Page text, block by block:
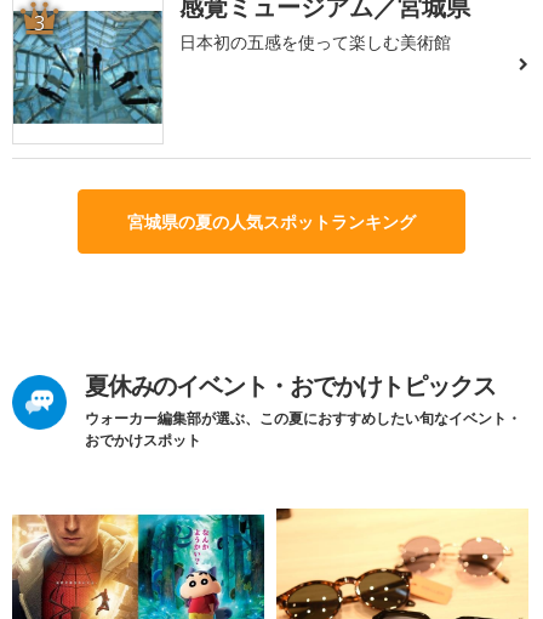
3
日本初の五感を使って楽しむ美術館
宮城県の夏の人気スポットランキング
夏休みのイベント・おでかけトピックス
ウォーカー編集部が選ぶ、この夏におすすめしたい旬なイベント・
おでかけスポット